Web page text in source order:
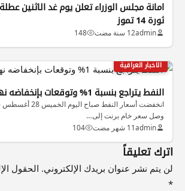
امانة مجلس الوزراء تعلن يوم غد الاثنين
ثورة 14 تموز
admin12 سنة مضت 148
الاخبار العراقية
النفط يتراجع بنسبة 1% وتوقعات بإنخفاضه نهاية الموسم
وصل سعر خام برنت إلى…
admin11 شهر مضت 104
اترك تعليقاً
لن يتم نشر عنوان بريدك الإلكتروني. الحقول
*